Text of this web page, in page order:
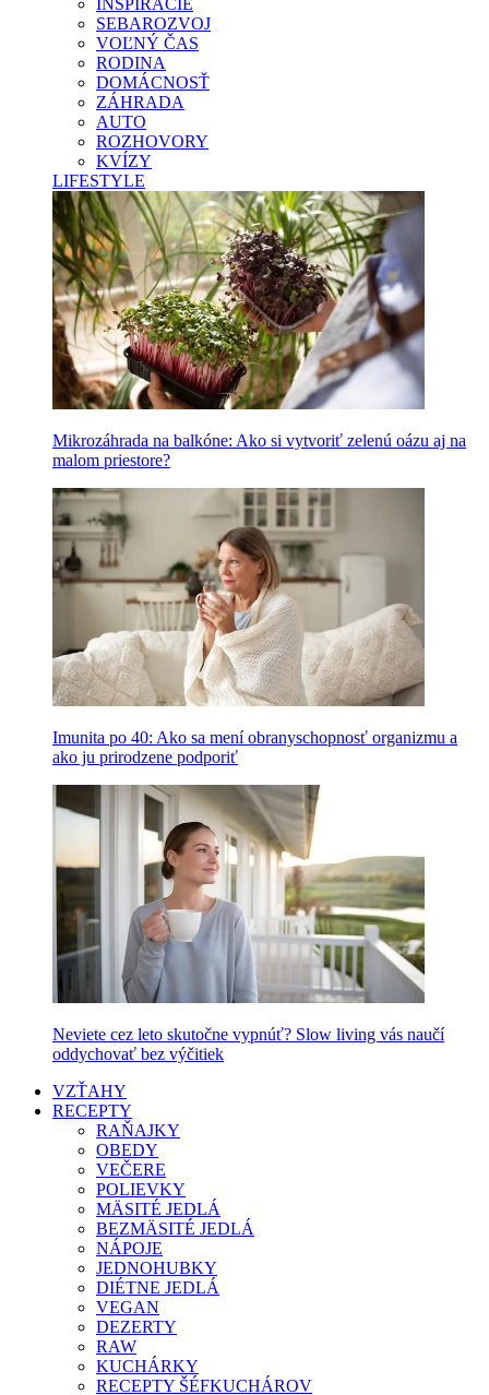
INŠPIRÁCIE
SEBAROZVOJ
VOĽNÝ ČAS
RODINA
DOMÁCNOSŤ
ZÁHRADA
AUTO
ROZHOVORY
KVÍZY
LIFESTYLE
Mikrozáhrada na balkóne: Ako si vytvoriť zelenú oázu aj na
malom priestore?
Imunita po 40: Ako sa mení obranyschopnosť organizmu a
ako ju prirodzene podporiť
Neviete cez leto skutočne vypnúť? Slow living vás naučí
oddychovať bez výčitiek
VZŤAHY
RECEPTY
RAŇAJKY
OBEDY
VEČERE
POLIEVKY
MÄSITÉ JEDLÁ
BEZMÄSITÉ JEDLÁ
NÁPOJE
JEDNOHUBKY
DIÉTNE JEDLÁ
VEGAN
DEZERTY
RAW
KUCHÁRKY
RECEPTY ŠÉFKUCHÁROV